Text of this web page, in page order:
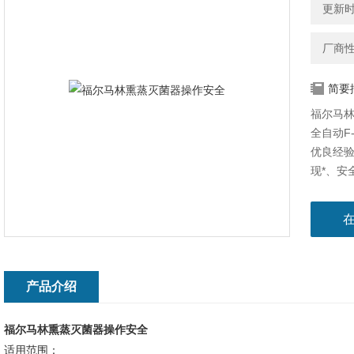
更新
厂商
简要
福尔马
全自动
优良经
现*、安
产品介绍
福尔马林熏蒸灭菌器操作安全
适用范围：